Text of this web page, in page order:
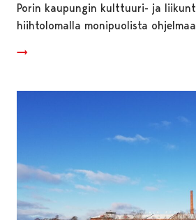
Porin kaupungin kulttuuri- ja
hiihtolomalla monipuolista